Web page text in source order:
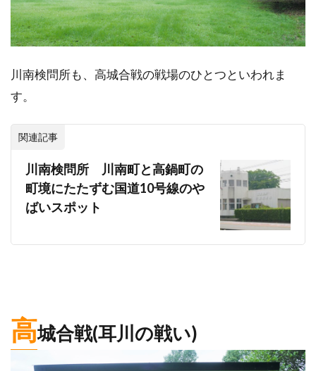
川南検問所も、高城合戦の戦場のひとつといわれま
す。
関連記事
川南検問所 川南町と高鍋町の
町境にたたずむ国道10号線のや
ばいスポット
高城合戦(耳川の戦い)